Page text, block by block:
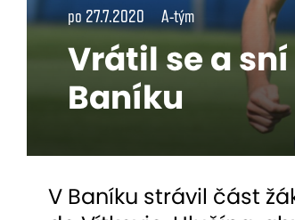
po 27.7.2020 A-tým
Vrátil se a
Baníku
V Baníku strávil část